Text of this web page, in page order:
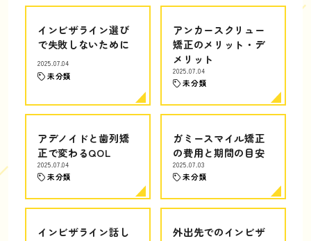
インビザライン選び
で失敗しないために
2025.07.04
未分類
アンカースクリュー
矯正のメリット・デ
メリット
2025.07.04
未分類
アデノイドと歯列矯
正で変わるQOL
2025.07.04
未分類
ガミースマイル矯正
の費用と期間の目安
2025.07.03
未分類
インビザライン話し
外出先でのインビザ